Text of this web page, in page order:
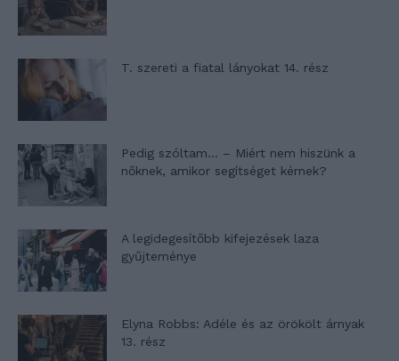
T. szereti a fiatal lányokat 14. rész
Pedig szóltam… – Miért nem hiszünk a
nőknek, amikor segítséget kérnek?
A legidegesítőbb kifejezések laza
gyűjteménye
Elyna Robbs: Adéle és az örökölt árnyak
13. rész